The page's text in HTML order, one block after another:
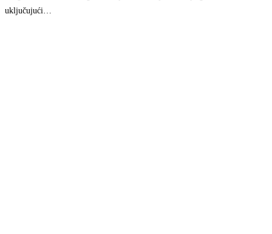
uključujući…